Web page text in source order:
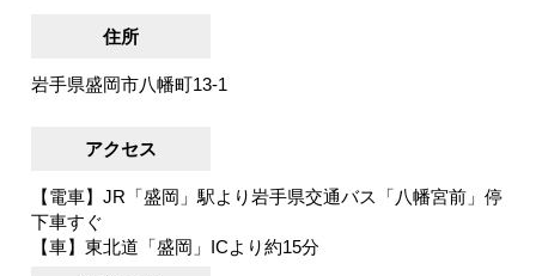
住所
岩手県盛岡市八幡町13-1
アクセス
【電車】JR「盛岡」駅より岩手県交通バス「八幡宮前」停
下車すぐ
【車】東北道「盛岡」ICより約15分